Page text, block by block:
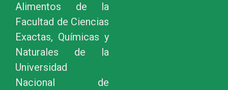
Alimentos de la
Facultad de Ciencias
Exactas, Químicas y
Naturales de la
Universidad
Nacional de